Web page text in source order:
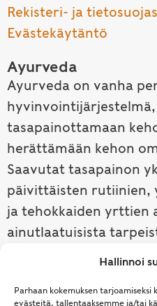
Hallinnoi
Parhaan kokemuksen
evästeitä, tallentaaksemme ja/tai
Rekisteri- ja
Evästekäytäntö
Ayurveda
Ayurveda on vanha
tasapainottamaan
herättämään kehon
Saavutat tasapainon
päivittäisten rutiinien,
ja tehokkaiden yrttien
ainutlaatuisista
Tutustu ayurvedaan →